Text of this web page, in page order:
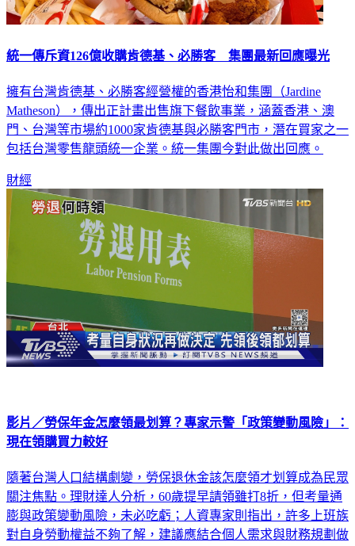
統一傳斥資126億收購肯德基、必勝客 集團最新回應曝光
擁有台灣肯德基、必勝客經營權的香港怡和集團（Jardine
Matheson），傳出正計畫出售旗下餐飲事業，涵蓋香港、澳
門、台灣等市場約1000家肯德基與必勝客門市，潛在買家之一
包括台灣零售龍頭統一企業。統一集團今對此做出回應。
財經
影片／勞保年金怎麼領最划算？專家示警「政策變動風險」：
現在領購買力較好
隨著台灣人口結構劇變，勞保退休金該怎麼領才划算成為民眾
關注焦點。理財達人分析，60歲提早請領雖打8折，但考量通
膨與政策變動風險，未必吃虧；人資專家則指出，許多上班族
對自身勞動權益不夠了解，建議應結合個人需求與財務規劃做